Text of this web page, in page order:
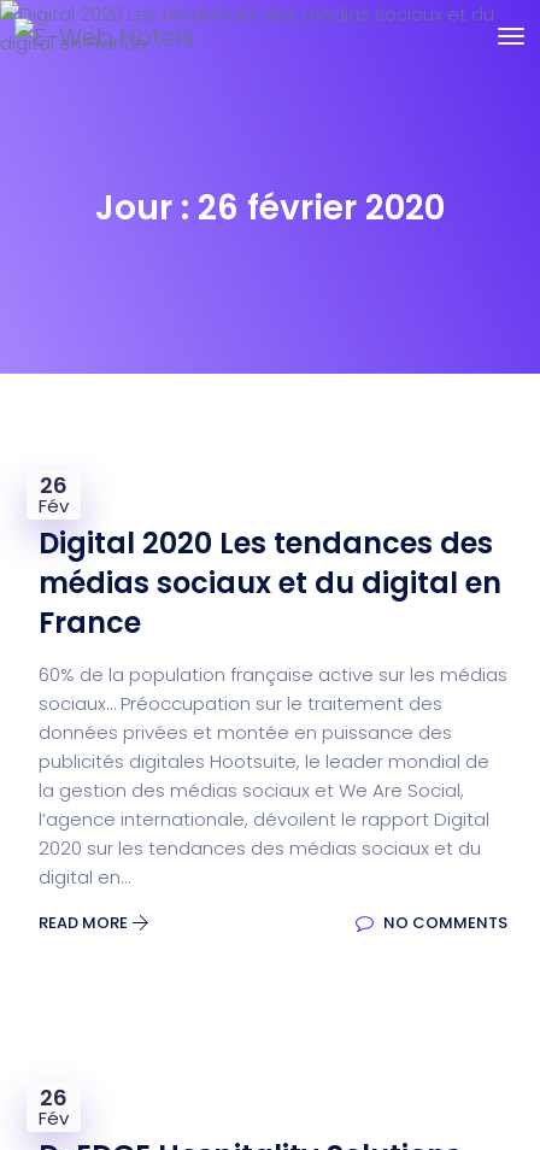
Jour : 26 février 2020
26
Fév
Digital 2020 Les tendances des
médias sociaux et du digital en
France
60% de la population française active sur les médias
sociaux… Préoccupation sur le traitement des
données privées et montée en puissance des
publicités digitales Hootsuite, le leader mondial de
la gestion des médias sociaux et We Are Social,
l’agence internationale, dévoilent le rapport Digital
2020 sur les tendances des médias sociaux et du
digital en...
READ MORE NO COMMENTS
26
Fév